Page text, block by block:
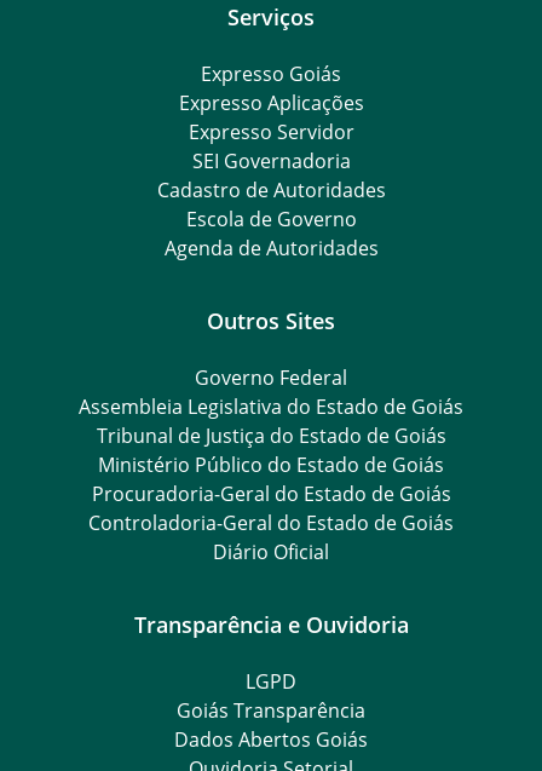
Serviços
Expresso Goiás
Expresso Aplicações
Expresso Servidor
SEI Governadoria
Cadastro de Autoridades
Escola de Governo
Agenda de Autoridades
Outros Sites
Governo Federal
Assembleia Legislativa do Estado de Goiás
Tribunal de Justiça do Estado de Goiás
Ministério Público do Estado de Goiás
Procuradoria-Geral do Estado de Goiás
Controladoria-Geral do Estado de Goiás
Diário Oficial
Transparência e Ouvidoria
LGPD
Goiás Transparência
Dados Abertos Goiás